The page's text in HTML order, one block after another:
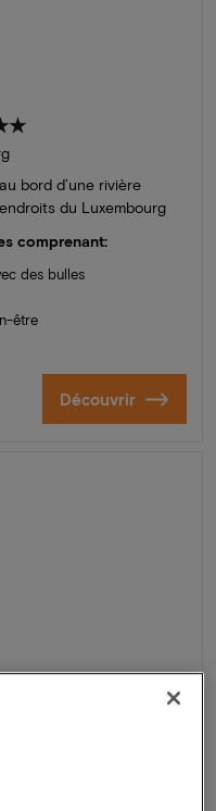
bord d’une rivière
du Luxembourg
comprenant:
des bulles
être
Découvrir